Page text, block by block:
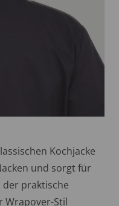
Kochjacke
und sorgt für
der praktische
Wrapover-Stil